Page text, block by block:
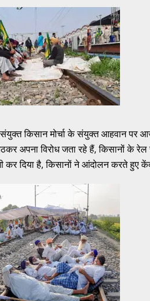
किसान मोर्चा के संयुक्त आहवान पर
अपना विरोध जता रहे हैं, किसानों के
कर दिया है, किसानों ने आंदोलन करते हुए